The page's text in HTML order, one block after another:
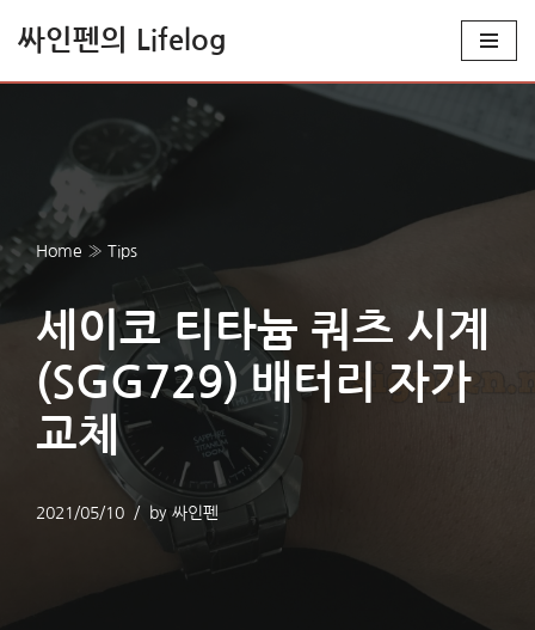
뛰
싸인펜의 Lifelog
Home » Tips
세이코 티타늄 쿼츠 시계
(SGG729) 배터리 자가
교체
2021/05/10 by 싸인펜